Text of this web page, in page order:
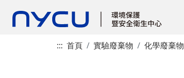
::: 首頁 實驗廢棄物 化學廢棄物